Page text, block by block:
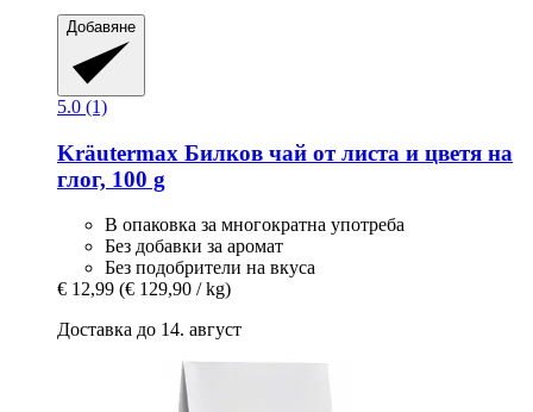
Добавяне
5.0 (1)
Kräutermax Билков чай ​​от листа и цветя на
глог, 100 g
В опаковка за многократна употреба
Без добавки за аромат
Без подобрители на вкуса
€ 12,99 (€ 129,90 / kg)
Доставка до 14. август